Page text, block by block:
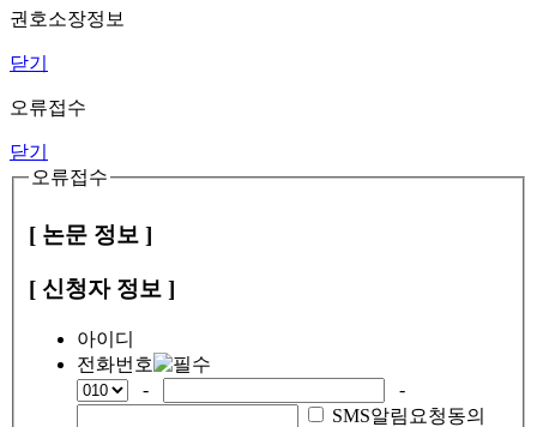
권호소장정보
닫기
오류접수
닫기
오류접수
[ 논문 정보 ]
[ 신청자 정보 ]
아이디
전화번호
-
-
SMS알림요청동의